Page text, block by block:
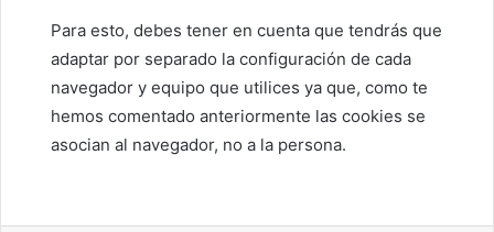
Para esto, debes tener en cuenta que tendrás que
adaptar por separado la configuración de cada
navegador y equipo que utilices ya que, como te
hemos comentado anteriormente las cookies se
asocian al navegador, no a la persona.